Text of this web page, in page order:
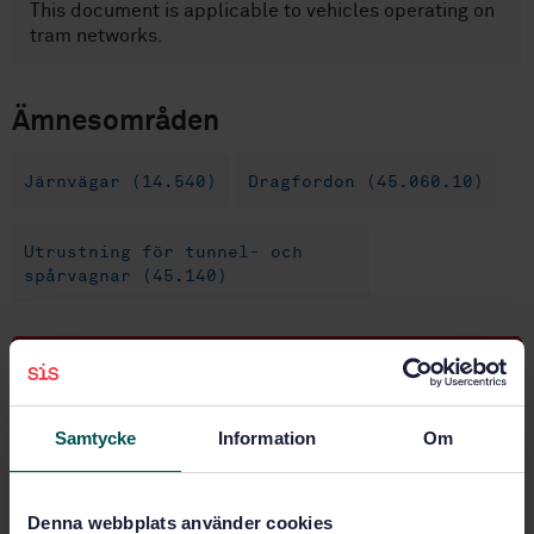
Samtycke Information Om
Denna webbplats använder cookies
This document is applicable to vehicles operating on
tram networks.
Ämnesområden
Järnvägar (14.540) Dragfordon (45.060.10)
Utrustning för tunnel- och
spårvagnar (45.140)
Köp denna standard
och åtkomst